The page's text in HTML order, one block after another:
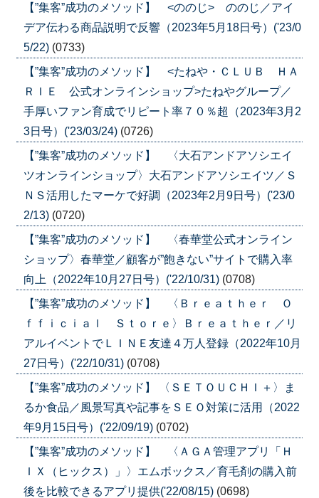
【”集客”成功のメソッド】 <ののじ> ののじ／アイ
デア伝わる商品説明で反響（2023年5月18日号）('23/0
5/22) (0733)
【”集客”成功のメソッド】 <たねや・ＣＬＵＢ ＨＡ
ＲＩＥ 公式オンラインショップ>たねやグループ／
手厚いファン育成でリピート率７０％超（2023年3月2
3日号）('23/03/24) (0726)
【”集客”成功のメソッド】 〈大石アンドアソシエイ
ツオンラインショップ〉大石アンドアソシエイツ／Ｓ
ＮＳ活用したマーケで好調（2023年2月9日号）('23/0
2/13) (0720)
【”集客”成功のメソッド】 〈春華堂公式オンライン
ショップ〉春華堂／顧客が”飽きない”サイトで購入率
向上（2022年10月27日号）('22/10/31) (0708)
【”集客”成功のメソッド】 〈Ｂｒｅａｔｈｅｒ Ｏ
ｆｆｉｃｉａｌ Ｓｔｏｒｅ〉Ｂｒｅａｔｈｅｒ／リ
アルイベントでＬＩＮＥ友達４万人登録（2022年10月
27日号）('22/10/31) (0708)
【”集客”成功のメソッド】 〈ＳＥＴＯＵＣＨＩ＋〉ま
るか食品／風景写真や記事をＳＥＯ対策に活用（2022
年9月15日号）('22/09/19) (0702)
【”集客”成功のメソッド】 〈ＡＧＡ管理アプリ「Ｈ
ＩＸ（ヒックス）」〉エムボックス／育毛剤の購入前
後を比較できるアプリ提供('22/08/15) (0698)